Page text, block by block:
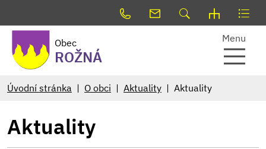
Obec
ROŽNÁ
Menu
Úvodní stránka O obci Aktuality Aktuality
Aktuality